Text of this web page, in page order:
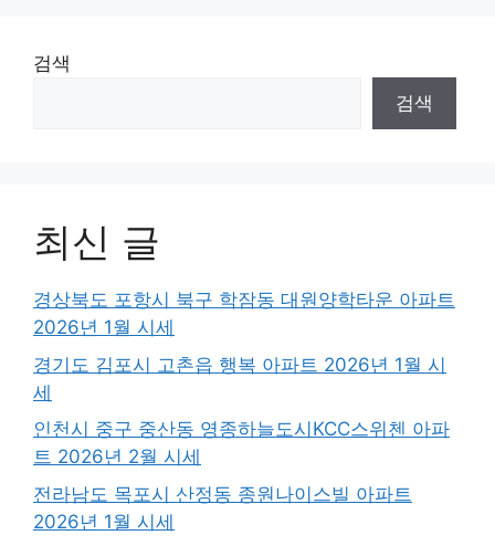
검색
검색
최신 글
경상북도 포항시 북구 학잠동 대원양학타운 아파트
2026년 1월 시세
경기도 김포시 고촌읍 행복 아파트 2026년 1월 시
세
인천시 중구 중산동 영종하늘도시KCC스위첸 아파
트 2026년 2월 시세
전라남도 목포시 산정동 종원나이스빌 아파트
2026년 1월 시세